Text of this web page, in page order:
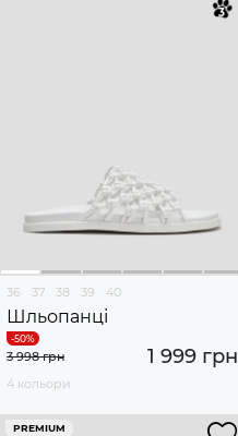
36 37 38 39 40
Шльопанці
1 999 грн
3 998 грн
4 кольори
PREMIUM